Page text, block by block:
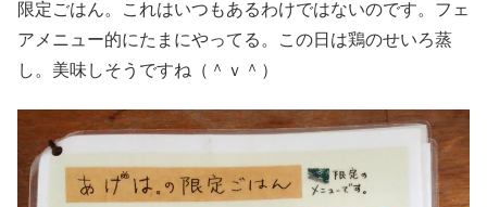
限定ごはん。これはいつもあるわけではないのです。フェ
アメニュー的にたまにやってる。この日は鶏のせいろ蒸
し。美味しそうですね（＾ｖ＾）